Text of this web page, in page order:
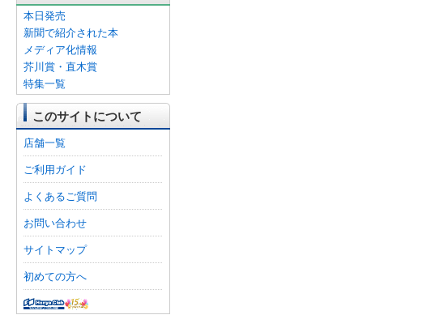
本日発売
新聞で紹介された本
メディア化情報
芥川賞・直木賞
特集一覧
このサイトについて
店舗一覧
ご利用ガイド
よくあるご質問
お問い合わせ
サイトマップ
初めての方へ